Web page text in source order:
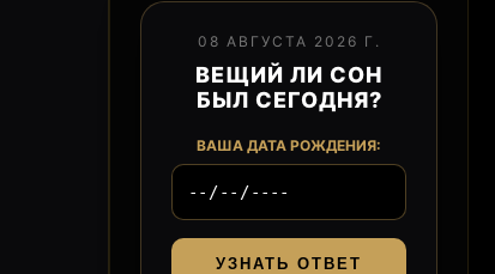
08 АВГУСТА 2026 Г.
ВЕЩИЙ ЛИ СОН
БЫЛ СЕГОДНЯ?
ВАША ДАТА РОЖДЕНИЯ:
УЗНАТЬ ОТВЕТ